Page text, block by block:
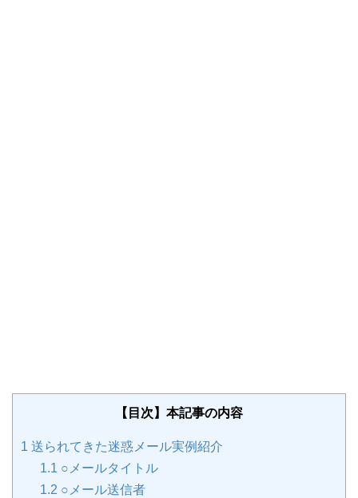
【目次】本記事の内容
1 送られてきた迷惑メール実例紹介
1.1 ○メールタイトル
1.2 ○メール送信者